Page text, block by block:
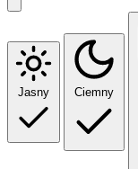
Jasny Ciemny